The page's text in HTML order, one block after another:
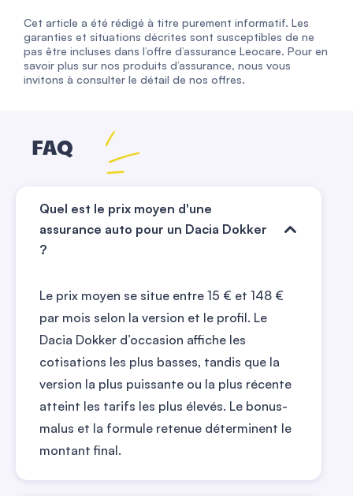
Cet article a été rédigé à titre purement informatif. Les
garanties et situations décrites sont susceptibles de ne
pas être incluses dans l’offre d’assurance Leocare. Pour en
savoir plus sur nos produits d’assurance, nous vous
invitons à consulter le détail de nos offres.
FAQ
Quel est le prix moyen d'une
assurance auto pour un Dacia Dokker
?
Le prix moyen se situe entre 15 € et 148 €
par mois selon la version et le profil. Le
Dacia Dokker d’occasion affiche les
cotisations les plus basses, tandis que la
version la plus puissante ou la plus récente
atteint les tarifs les plus élevés. Le bonus-
malus et la formule retenue déterminent le
montant final.